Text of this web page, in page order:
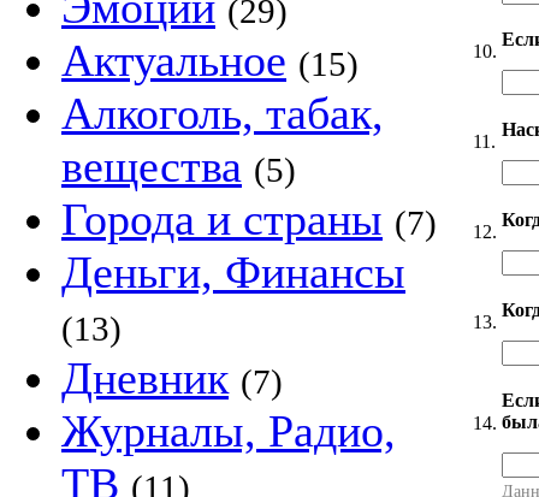
(29)
Актуальное (15)
Алкоголь, табак,
вещества (5)
Города и страны (7)
Деньги, Финансы
(13)
Дневник (7)
Журналы, Радио,
ТВ (11)
10.
11.
12.
13.
14.